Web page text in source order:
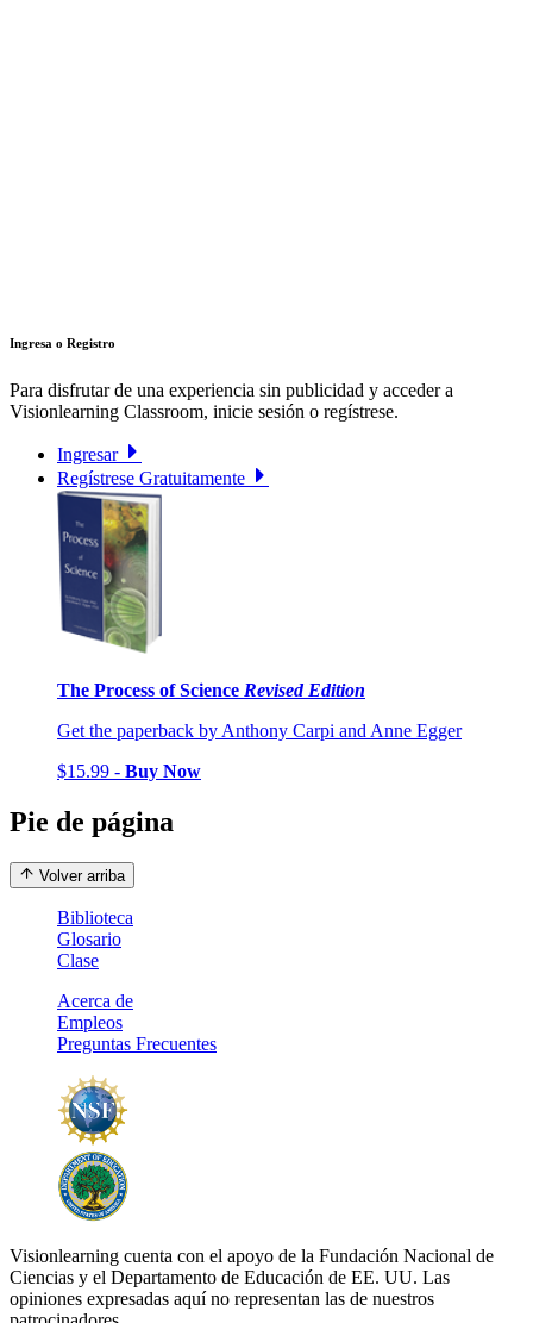
Ingresa o Registro
Para disfrutar de una experiencia sin publicidad y acceder a
Visionlearning Classroom, inicie sesión o regístrese.
Ingresar
Regístrese Gratuitamente
The Process of Science Revised Edition
Get the paperback by Anthony Carpi and Anne Egger
$15.99 - Buy Now
Pie de página
Volver arriba
Biblioteca
Glosario
Clase
Acerca de
Empleos
Preguntas Frecuentes
Visionlearning cuenta con el apoyo de la Fundación Nacional de
Ciencias y el Departamento de Educación de EE. UU. Las
opiniones expresadas aquí no representan las de nuestros